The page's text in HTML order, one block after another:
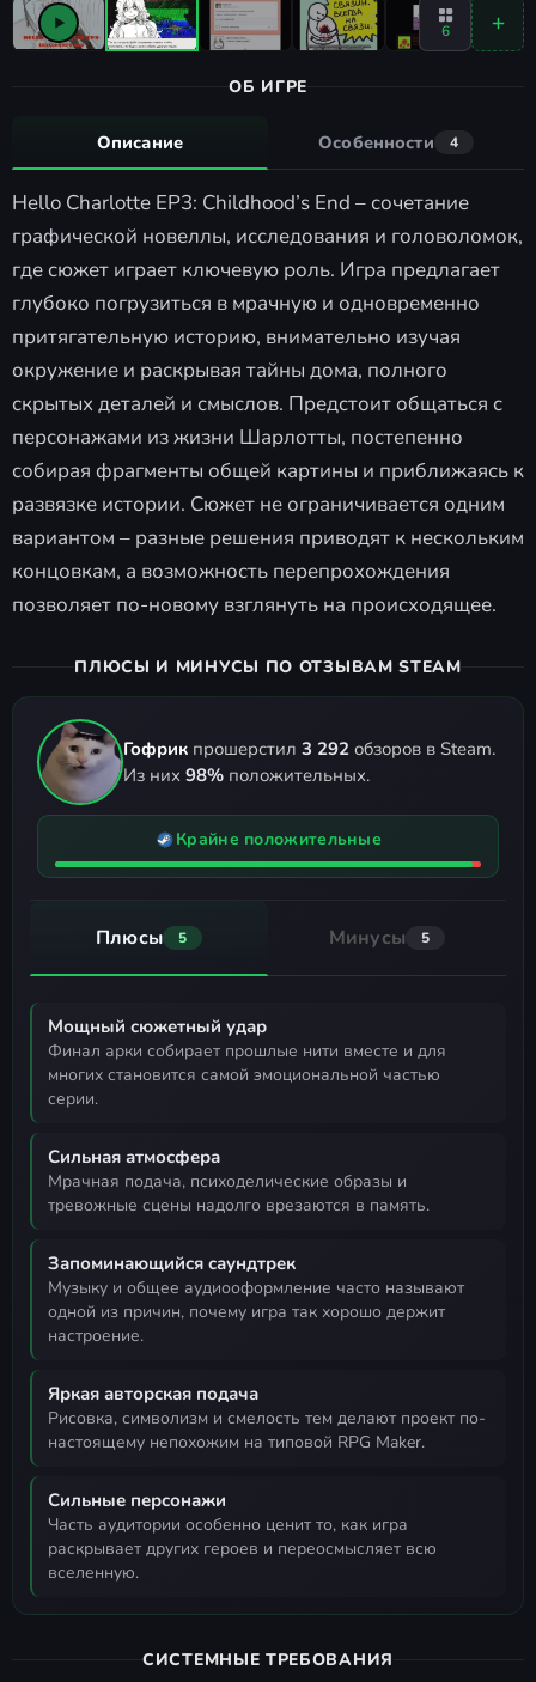
6
ОБ ИГРЕ
Описание Особенности 4
Hello Charlotte EP3: Childhood’s End – сочетание
графической новеллы, исследования и головоломок,
где сюжет играет ключевую роль. Игра предлагает
глубоко погрузиться в мрачную и одновременно
притягательную историю, внимательно изучая
окружение и раскрывая тайны дома, полного
скрытых деталей и смыслов. Предстоит общаться с
персонажами из жизни Шарлотты, постепенно
собирая фрагменты общей картины и приближаясь к
развязке истории. Сюжет не ограничивается одним
вариантом – разные решения приводят к нескольким
концовкам, а возможность перепрохождения
позволяет по-новому взглянуть на происходящее.
ПЛЮСЫ И МИНУСЫ ПО ОТЗЫВАМ STEAM
Гофрик прошерстил 3 292 обзоров в Steam.
Из них 98% положительных.
Крайне положительные
Плюсы 5 Минусы 5
Мощный сюжетный удар
финал арки собирает прошлые нити вместе и для
многих становится самой эмоциональной частью
серии.
Сильная атмосфера
мрачная подача, психоделические образы и
тревожные сцены надолго врезаются в память.
Запоминающийся саундтрек
музыку и общее аудиооформление часто называют
одной из причин, почему игра так хорошо держит
настроение.
Яркая авторская подача
рисовка, символизм и смелость тем делают проект по-
настоящему непохожим на типовой RPG Maker.
Сильные персонажи
часть аудитории особенно ценит то, как игра
раскрывает других героев и переосмысляет всю
вселенную.
СИСТЕМНЫЕ ТРЕБОВАНИЯ